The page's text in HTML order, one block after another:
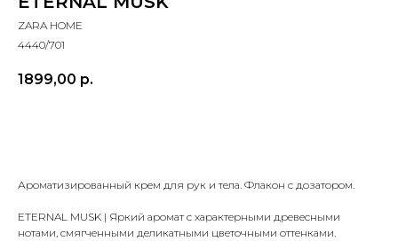
ZARA HOME
4440/701
1899,00 р.
Ароматизированный крем для рук и тела. Флакон с дозатором.
ETERNAL MUSK | Яркий аромат с характерными древесными
нотами, смягченными деликатными цветочными оттенками.